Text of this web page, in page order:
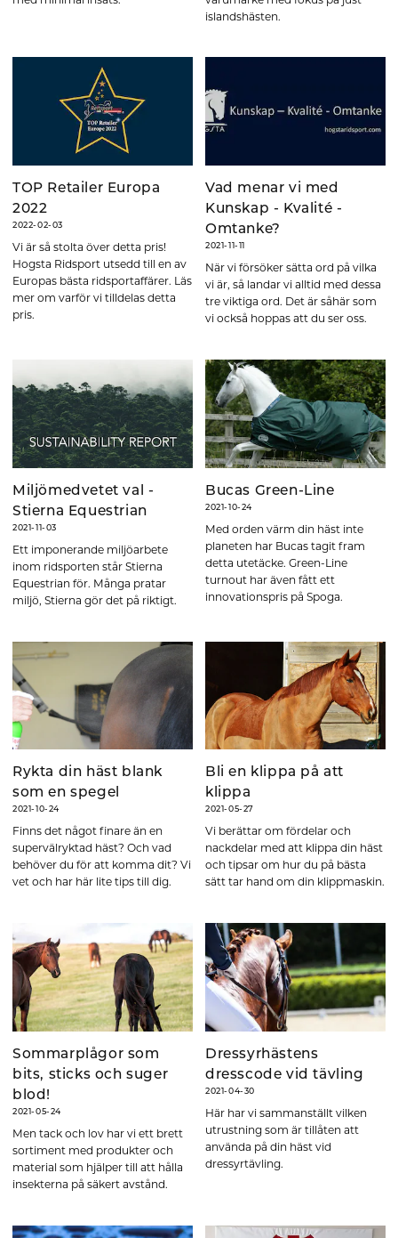
islandshästen.
TOP Retailer Europa
2022
2022-02-03
Vi är så stolta över detta pris!
Hogsta Ridsport utsedd till en av
Europas bästa ridsportaffärer. Läs
mer om varför vi tilldelas detta
pris.
Vad menar vi med
Kunskap - Kvalité -
Omtanke?
2021-11-11
När vi försöker sätta ord på vilka
vi är, så landar vi alltid med dessa
tre viktiga ord. Det är såhär som
vi också hoppas att du ser oss.
Miljömedvetet val -
Stierna Equestrian
2021-11-03
Ett imponerande miljöarbete
inom ridsporten står Stierna
Equestrian för. Många pratar
miljö, Stierna gör det på riktigt.
Bucas Green-Line
2021-10-24
Med orden värm din häst inte
planeten har Bucas tagit fram
detta utetäcke. Green-Line
turnout har även fått ett
innovationspris på Spoga.
Rykta din häst blank
som en spegel
2021-10-24
Finns det något finare än en
supervälryktad häst? Och vad
behöver du för att komma dit? Vi
vet och har här lite tips till dig.
Bli en klippa på att
klippa
2021-05-27
Vi berättar om fördelar och
nackdelar med att klippa din häst
och tipsar om hur du på bästa
sätt tar hand om din klippmaskin.
Sommarplågor som
bits, sticks och suger
blod!
2021-05-24
Men tack och lov har vi ett brett
sortiment med produkter och
material som hjälper till att hålla
insekterna på säkert avstånd.
Dressyrhästens
dresscode vid tävling
2021-04-30
Här har vi sammanställt vilken
utrustning som är tillåten att
använda på din häst vid
dressyrtävling.